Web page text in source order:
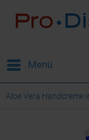
Menü
Aloe Vera Handcreme